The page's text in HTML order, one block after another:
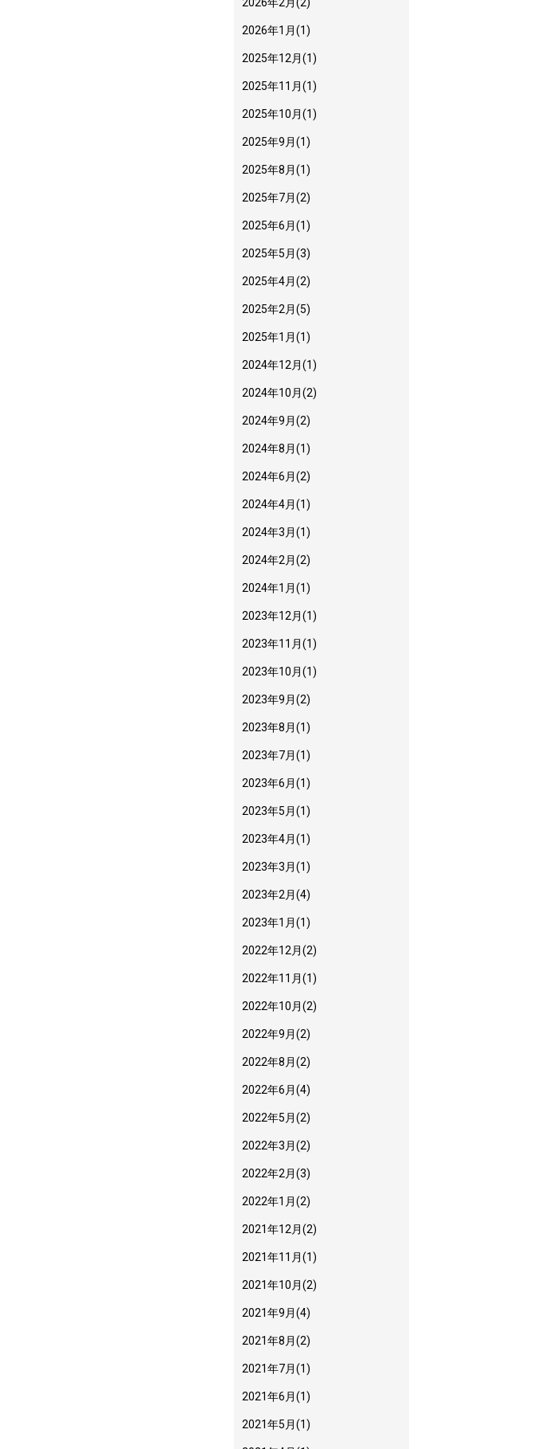
2026年1月(1)
2025年12月(1)
2025年11月(1)
2025年10月(1)
2025年9月(1)
2025年8月(1)
2025年7月(2)
2025年6月(1)
2025年5月(3)
2025年4月(2)
2025年2月(5)
2025年1月(1)
2024年12月(1)
2024年10月(2)
2024年9月(2)
2024年8月(1)
2024年6月(2)
2024年4月(1)
2024年3月(1)
2024年2月(2)
2024年1月(1)
2023年12月(1)
2023年11月(1)
2023年10月(1)
2023年9月(2)
2023年8月(1)
2023年7月(1)
2023年6月(1)
2023年5月(1)
2023年4月(1)
2023年3月(1)
2023年2月(4)
2023年1月(1)
2022年12月(2)
2022年11月(1)
2022年10月(2)
2022年9月(2)
2022年8月(2)
2022年6月(4)
2022年5月(2)
2022年3月(2)
2022年2月(3)
2022年1月(2)
2021年12月(2)
2021年11月(1)
2021年10月(2)
2021年9月(4)
2021年8月(2)
2021年7月(1)
2021年6月(1)
2021年5月(1)